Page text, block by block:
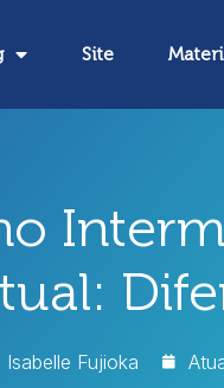
Site
Isabelle Fujioka